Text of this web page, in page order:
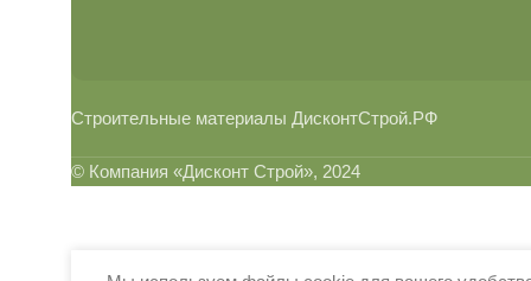
Строительные материалы ДисконтСтрой.РФ
© Компания «Дисконт Строй», 2024